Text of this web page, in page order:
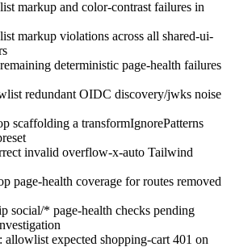
markup and color-contrast failures in
markup violations across all shared-ui-
deterministic page-health failures
redundant OIDC discovery/jwks noise
scaffolding a transformIgnorePatterns
invalid overflow-x-auto Tailwind
page-health coverage for routes removed
social/* page-health checks pending
allowlist expected shopping-cart 401 on